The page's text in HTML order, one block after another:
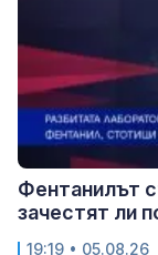
Фентанилът
зачестят ли
19:19 • 05.08.26